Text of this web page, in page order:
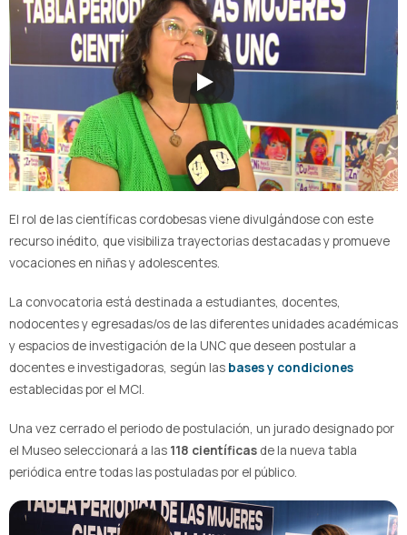
El rol de las científicas cordobesas viene divulgándose con este
recurso inédito, que visibiliza trayectorias destacadas y promueve
vocaciones en niñas y adolescentes.
La convocatoria está destinada a estudiantes, docentes,
nodocentes y egresadas/os de las diferentes unidades académicas
y espacios de investigación de la UNC que deseen postular a
docentes e investigadoras, según las bases y condiciones
establecidas por el MCI.
Una vez cerrado el periodo de postulación, un jurado designado por
el Museo seleccionará a las 118 científicas de la nueva tabla
periódica entre todas las postuladas por el público.